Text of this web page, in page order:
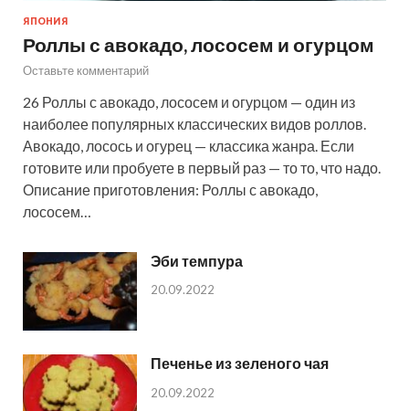
ЯПОНИЯ
Роллы с авокадо, лососем и огурцом
Оставьте комментарий
26 Роллы с авокадо, лососем и огурцом — один из
наиболее популярных классических видов роллов.
Авокадо, лосось и огурец — классика жанра. Если
готовите или пробуете в первый раз — то то, что надо.
Описание приготовления: Роллы с авокадо,
лососем…
Эби темпура
20.09.2022
Печенье из зеленого чая
20.09.2022